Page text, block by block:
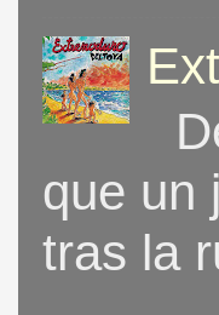
que un
tras la